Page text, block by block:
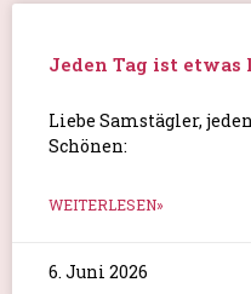
Jeden Tag ist etwas
Liebe Samstägler,
Schönen:
WEITERLESEN»
6. Juni 2026